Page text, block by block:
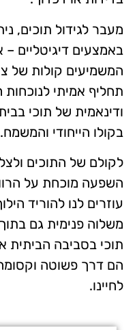
מעבר לגידול תוכים,
באמצעים דיגיטליים –
המשמיעים קולות של
תחליף אמיתי
ודינאמית של תוכי
בקולו הייחודי והמשמח.
לקולם של התוכים
השפעה מוכחת על
עוזרים לנו להוריד
משלוה פנימית גם
תוכי בסביבה הביתית
הם דרך פשוטה
לחיינו.